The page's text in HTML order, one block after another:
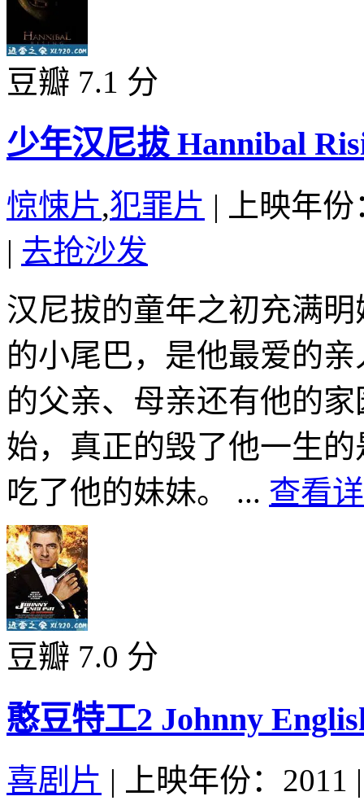
豆瓣 7.1 分
少年汉尼拔 Hannibal
惊悚片,犯罪片 |
上映年
| 去抢沙发
汉尼拔的童年之初充满
的小尾巴，是他最爱的
的父亲、母亲还有他的
始，真正的毁了他一生
吃了他的妹妹。 ... 查看
豆瓣 7.0 分
憨豆特工2 Johnny
喜剧片 | 上映年份：2011 |